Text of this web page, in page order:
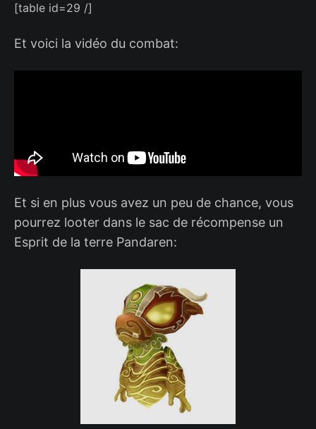
[table id=29 /]
Et voici la vidéo du combat:
Et si en plus vous avez un peu de chance, vous
pourrez looter dans le sac de récompense un
Esprit de la terre Pandaren: